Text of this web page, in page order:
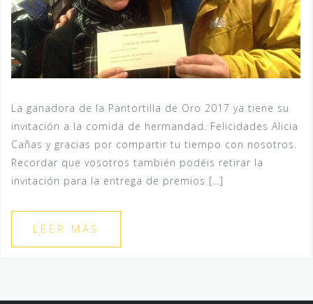
La ganadora de la Pantortilla de Oro 2017 ya tiene su
invitación a la comida de hermandad. Felicidades Alicia
Cañas y gracias por compartir tu tiempo con nosotros.
Recordar que vosotros también podéis retirar la
invitación para la entrega de premios […]
LEER MÁS